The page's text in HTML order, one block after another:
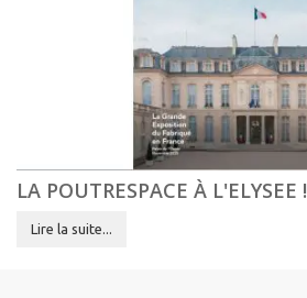
LA POUTRESPACE À L'ELYSEE !
Lire la suite...